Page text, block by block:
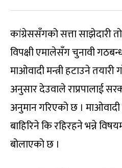
कांग्रेससँगको सत्ता साझेदारी
विपक्षी एमालेसँग चुनावी
माओवादी मन्त्री हटाउने
अनुसार देउवाले राप्रपालाई
अनुमान गरिएको छ ।
बाहिरिने कि रहिरहने भन्ने
बोलाएको छ ।